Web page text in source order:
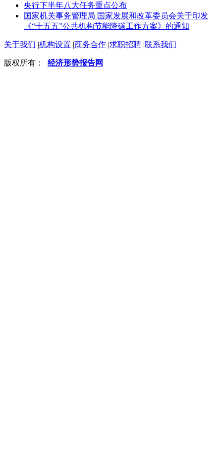
央行下半年八大任务重点公布
国家机关事务管理局 国家发展和改革委员会关于印发
《“十五五”公共机构节能降碳工作方案》的通知
关于我们 |机构设置 |商务合作 |求职招聘 |联系我们
版权所有： 经济形势报告网